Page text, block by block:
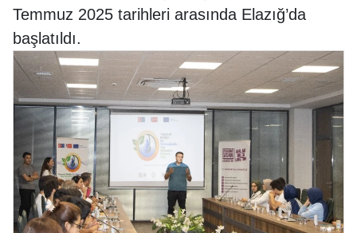
Temmuz 2025 tarihleri arasında Elazığ’da
başlatıldı.